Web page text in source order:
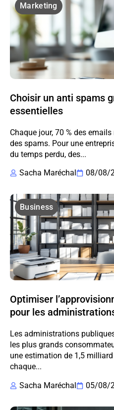
Marketing
Choisir un anti spams
essentielles
Chaque jour, 70 % des
des spams. Pour une
du temps perdu, des...
Sacha Maréchal
08/08/
Business
Optimiser
pour les
Les administrations
les plus grands
une estimation de 1,5
chaque...
Sacha Maréchal
05/08/